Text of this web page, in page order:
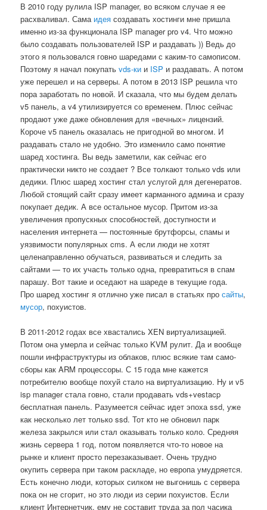
В 2010 году рулила ISP manager, во всяком случае я ее
расхваливал. Сама идея создавать хостинги мне пришла
именно из-за функционала ISP manager pro v4. Что можно
было создавать пользователей ISP и раздавать )) Ведь до
этого я пользовался говно шаредами с каким-то самописом.
Поэтому я начал покупатьvds-ки и ISP и раздавать. А потом
уже перешел и на серверы. А потом в 2013 ISP решила что
пора заработать по новой. И сказала, что мы будем делать
v5 панель, а v4 утилизируется со временем. Плюс сейчас
продают уже даже обновления для «вечных» лицензий.
Короче v5 панель оказалась не пригодной во многом. И
раздавать стало не удобно. Это изменило само понятие
шаред хостинга. Вы ведь заметили, как сейчас его
практически никто не создает ? Все толкают только vds или
дедики. Плюс шаред хостинг стал услугой для дегенератов.
Любой стоящий сайт сразу имеет карманного админа и сразу
покупает дедик. А все остальное мусор. Притом из-за
увеличения пропускных способностей, доступности и
населения интернета — постоянные брутфорсы, спамы и
уязвимости популярных cms. А если люди не хотят
целенаправленно обучаться, развиваться и следить за
сайтами — то их участь только одна, превратиться в спам
парашу. Вот такие и оседают на шареде в текущие года.
Про шаред хостинг я отлично уже писал в статьях просайты,
мусор, похуистов.
В 2011-2012 годах все хвастались XEN виртуализацией.
Потом она умерла и сейчас только KVM рулит. Да и вообще
пошли инфраструктуры из облаков, плюс всякие там само-
сборы как ARM процессоры. С 15 года мне кажется
потребителю вообще похуй стало на виртуализацию. Ну и v5
isp manager стала говно, стали продавать vds+vestacp
бесплатная панель. Разумеется сейчас идет эпоха ssd, уже
как несколько лет только ssd. Тот кто не обновил парк
железа закрылся или стал оказывать только коло. Средняя
жизнь сервера 1 год, потом появляется что-то новое на
рынке и клиент просто перезаказывает. Очень трудно
окупить сервера при таком раскладе, но европа умудряется.
Есть конечно люди, которых силком не выгонишь с сервера
пока он не сгорит, но это люди из серии похуистов. Если
клиент Интернетчик, ему не составит труда за пол часика